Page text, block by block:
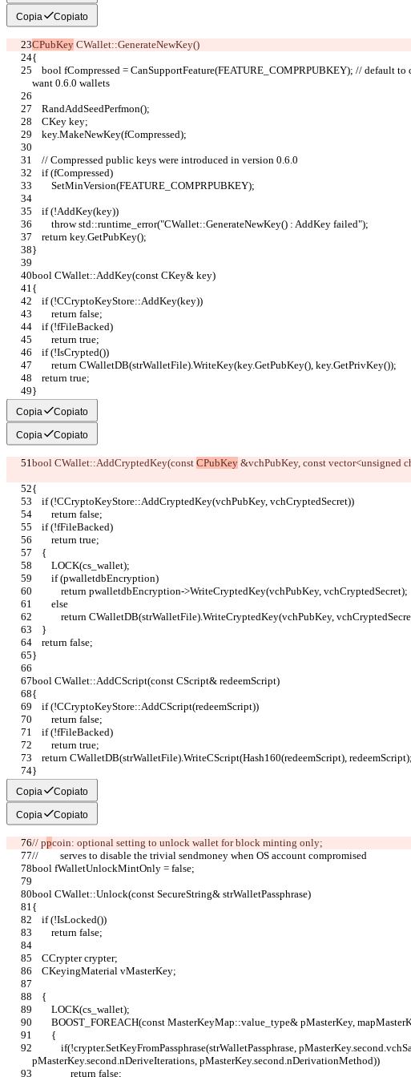
Copia Copiato
CPubKey CWallet::GenerateNewKey()
{
want 0.6.0 wallets
    RandAddSeedPerfmon();
    CKey key;
    key.MakeNewKey(fCompressed);
    // Compressed public keys were introduced in version 0.6.0
    if (fCompressed)
        SetMinVersion(FEATURE_COMPRPUBKEY);
    if (!AddKey(key))
        throw std::runtime_error("CWallet::GenerateNewKey() : AddKey failed");
    return key.GetPubKey();
}
bool CWallet::AddKey(const CKey& key)
{
    if (!CCryptoKeyStore::AddKey(key))
        return false;
    if (!fFileBacked)
        return true;
    if (!IsCrypted())
        return CWalletDB(strWalletFile).WriteKey(key.GetPubKey(), key.GetPrivKey());
    return true;
}
Copia Copiato
Copia Copiato
bool CWallet::AddCryptedKey(const CPubKey &vchPubKey, const vector<unsigned
{
    if (!CCryptoKeyStore::AddCryptedKey(vchPubKey, vchCryptedSecret))
        return false;
    if (!fFileBacked)
        return true;
    {
        LOCK(cs_wallet);
        if (pwalletdbEncryption)
            return pwalletdbEncryption->WriteCryptedKey(vchPubKey, vchCryptedSecret);
        else
return CWalletDB(strWalletFile).WriteCryptedKey(vchPubKey,
    }
    return false;
}
bool CWallet::AddCScript(const CScript& redeemScript)
{
    if (!CCryptoKeyStore::AddCScript(redeemScript))
        return false;
    if (!fFileBacked)
        return true;
    return CWalletDB(strWalletFile).WriteCScript(Hash160(redeemScript), redeemScript);
}
Copia Copiato
Copia Copiato
// ppcoin: optional setting to unlock wallet for block minting only;
//         serves to disable the trivial sendmoney when OS account compromised
bool fWalletUnlockMintOnly = false;
bool CWallet::Unlock(const SecureString& strWalletPassphrase)
{
    if (!IsLocked())
        return false;
    CCrypter crypter;
    CKeyingMaterial vMasterKey;
    {
        LOCK(cs_wallet);
BOOST_FOREACH(const MasterKeyMap::value_type& pMasterKey,
        {
pMasterKey.second.nDeriveIterations, pMasterKey.second.nDerivationMethod))
                return false;